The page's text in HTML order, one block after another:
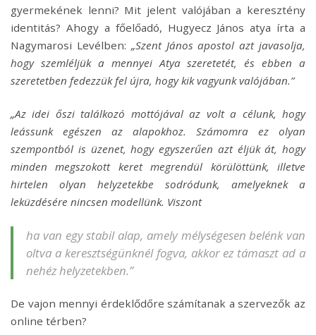
gyermekének lenni? Mit jelent valójában a keresztény
identitás? Ahogy a főelőadó, Hugyecz János atya írta a
Nagymarosi Levélben: „Szent János apostol azt javasolja,
hogy szemléljük a mennyei Atya szeretetét, és ebben a
szeretetben fedezzük fel újra, hogy kik vagyunk valójában.”
„Az idei őszi találkozó mottójával az volt a célunk, hogy
leássunk egészen az alapokhoz. Számomra ez olyan
szempontból is üzenet, hogy egyszerűen azt éljük át, hogy
minden megszokott keret megrendül körülöttünk, illetve
hirtelen olyan helyzetekbe sodródunk, amelyeknek a
leküzdésére nincsen modellünk. Viszont
ha van egy stabil alap, amely mélységesen belénk van
oltva a keresztségünknél fogva, akkor ez támaszt ad a
nehéz helyzetekben.”
De vajon mennyi érdeklődőre számítanak a szervezők az
online térben?